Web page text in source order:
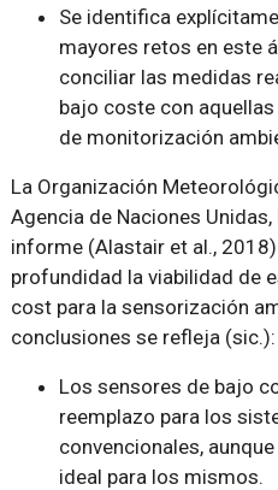
Se identifica
mayores retos en este
conciliar las medidas
bajo coste con
de monitorización
La Organización
Agencia de Naciones Unidas,
informe (Alastair et al.,
profundidad la viabilidad de
cost para la sensorización
conclusiones se refleja (sic.):
Los sensores de bajo
reemplazo para los
convencionales,
ideal para los mismos.